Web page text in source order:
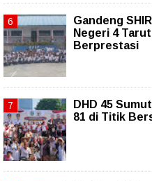
Gandeng
Negeri 4
Berprestasi
DHD 45
81 di Titik